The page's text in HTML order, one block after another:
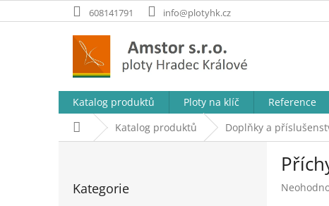
na
608141791 info@plotyhk.cz
Katalog produktů Ploty na klíč Reference
Domů Katalog produktů Doplňky a
kategorie
Kategorie
Průměrné